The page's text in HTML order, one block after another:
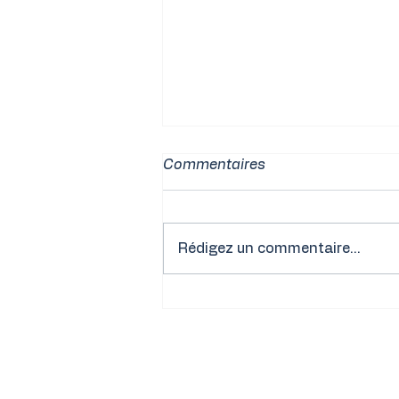
Commentaires
Rédigez un commentaire...